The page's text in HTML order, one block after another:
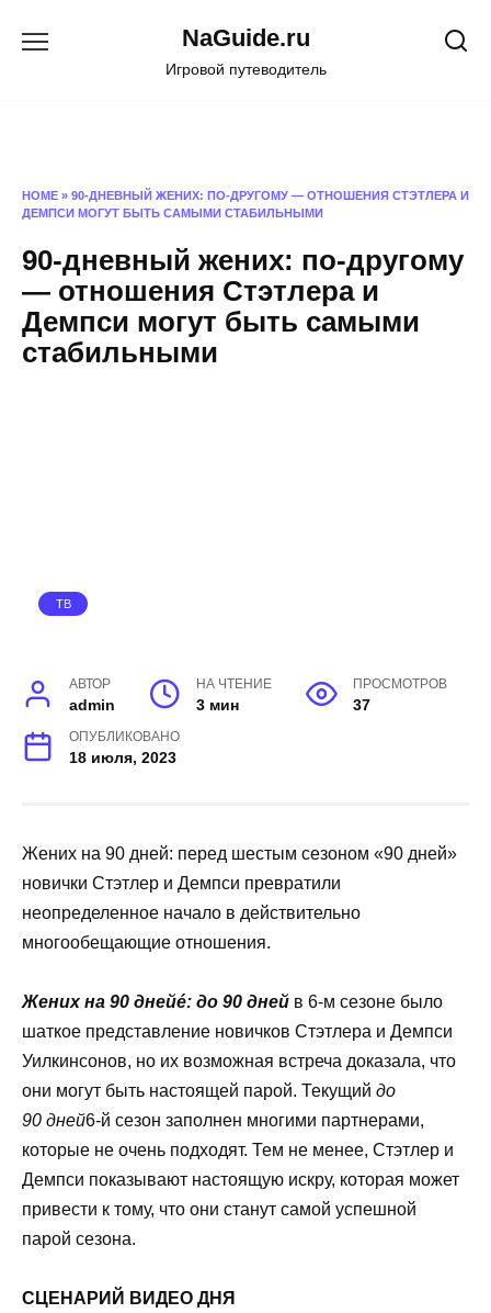
NaGuide.ru
Игровой путеводитель
HOME » 90-ДНЕВНЫЙ ЖЕНИХ: ПО-ДРУГОМУ — ОТНОШЕНИЯ СТЭТЛЕРА И
ДЕМПСИ МОГУТ БЫТЬ САМЫМИ СТАБИЛЬНЫМИ
90-дневный жених: по-другому
— отношения Стэтлера и
Демпси могут быть самыми
стабильными
ТВ
АВТОР
admin
НА ЧТЕНИЕ
3 мин
ПРОСМОТРОВ
37
ОПУБЛИКОВАНО
18 июля, 2023
Жених на 90 дней: перед шестым сезоном «90 дней»
новички Стэтлер и Демпси превратили
неопределенное начало в действительно
многообещающие отношения.
Жених на 90 днейé: до 90 дней в 6-м сезоне было
шаткое представление новичков Стэтлера и Демпси
Уилкинсонов, но их возможная встреча доказала, что
они могут быть настоящей парой. Текущий до
90 дней6-й сезон заполнен многими партнерами,
которые не очень подходят. Тем не менее, Стэтлер и
Демпси показывают настоящую искру, которая может
привести к тому, что они станут самой успешной
парой сезона.
СЦЕНАРИЙ ВИДЕО ДНЯ